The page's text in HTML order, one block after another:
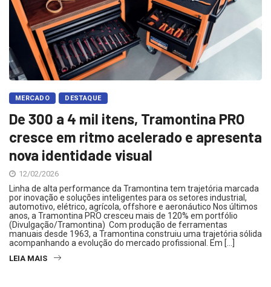
MERCADO DESTAQUE
De 300 a 4 mil itens, Tramontina PRO
cresce em ritmo acelerado e apresenta
nova identidade visual
12/02/2026
Linha de alta performance da Tramontina tem trajetória marcada
por inovação e soluções inteligentes para os setores industrial,
automotivo, elétrico, agrícola, offshore e aeronáutico Nos últimos
anos, a Tramontina PRO cresceu mais de 120% em portfólio
(Divulgação/Tramontina) Com produção de ferramentas
manuais desde 1963, a Tramontina construiu uma trajetória sólida
acompanhando a evolução do mercado profissional. Em […]
LEIA MAIS